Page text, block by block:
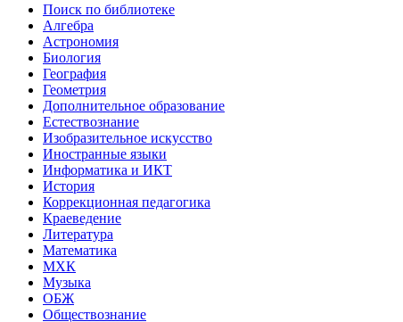
Поиск по библиотеке
Алгебра
Астрономия
Биология
География
Геометрия
Дополнительное образование
Естествознание
Изобразительное искусство
Иностранные языки
Информатика и ИКТ
История
Коррекционная педагогика
Краеведение
Литература
Математика
МХК
Музыка
ОБЖ
Обществознание